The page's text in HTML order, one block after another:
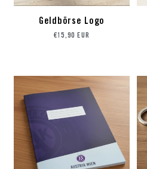
Geldbörse Logo
Preis
€15,90 EUR